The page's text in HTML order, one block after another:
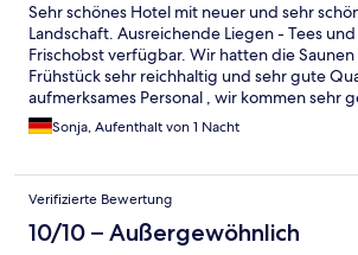
Sehr schönes Hotel mit neuer und sehr
Landschaft. Ausreichende Liegen - Tees
Frischobst verfügbar. Wir hatten die
Frühstück sehr reichhaltig und sehr gute
aufmerksames Personal , wir kommen sehr
mit Skiern / Hotel liegt direkt an der Piste .
Sonja, Aufenthalt von 1 Nacht
Verifizierte Bewertung
10/10 – Außergewöhnlich